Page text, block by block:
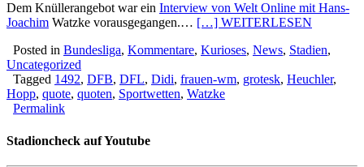
Dem Knüllerangebot war ein Interview von Welt Online mit Hans-
Joachim Watzke vorausgegangen.… […] WEITERLESEN
Posted in Bundesliga, Kommentare, Kurioses, News, Stadien,
Uncategorized
Tagged 1492, DFB, DFL, Didi, frauen-wm, grotesk, Heuchler,
Hopp, quote, quoten, Sportwetten, Watzke
Permalink
Stadioncheck auf Youtube